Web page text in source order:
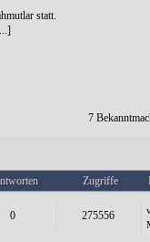
statt.
7
Zugriffe
0 275556